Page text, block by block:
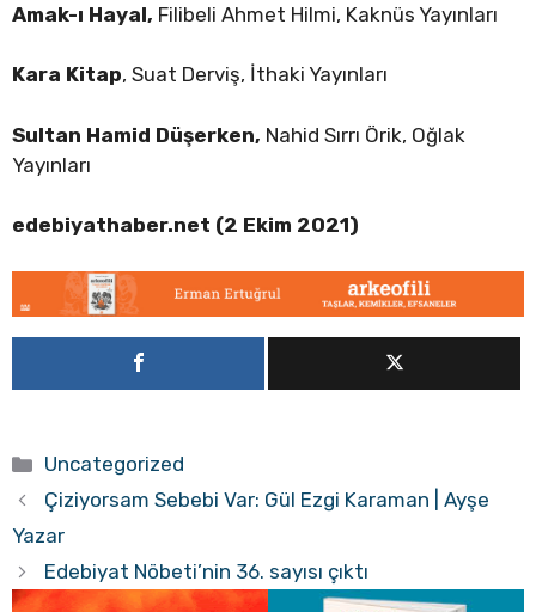
Amak-ı Hayal, Filibeli Ahmet Hilmi, Kaknüs Yayınları
Kara Kitap, Suat Derviş, İthaki Yayınları
Sultan Hamid Düşerken, Nahid Sırrı Örik, Oğlak
Yayınları
edebiyathaber.net (2 Ekim 2021)
Kategoriler
Uncategorized
Çiziyorsam Sebebi Var: Gül Ezgi Karaman | Ayşe
Yazar
Edebiyat Nöbeti’nin 36. sayısı çıktı